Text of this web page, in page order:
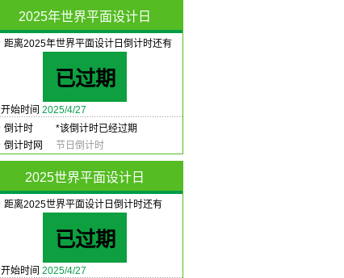
2025年世界平面设计日
距离2025年世界平面设计日倒计时还有
已过期
开始时间 2025/4/27
倒计时
*该倒计时已经过期
倒计时网
节日倒计时
2025世界平面设计日
距离2025世界平面设计日倒计时还有
已过期
开始时间 2025/4/27